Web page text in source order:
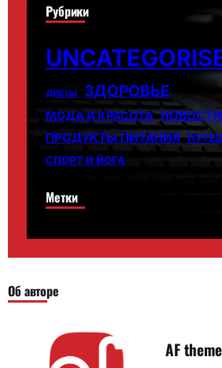
Рубрики
ДИЕТЫ ЗДОРОВЬЕ
МОДА И КРАСОТА
ПРОДУКТЫ ПИТАНИЯ
СПОРТ И ЙОГА
Метки
Об авторе
AF